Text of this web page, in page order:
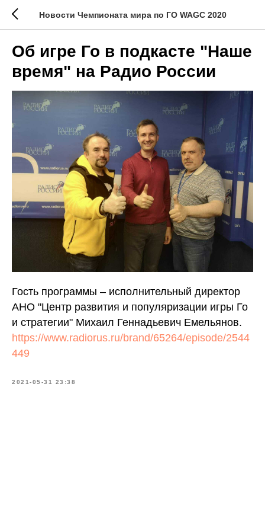
Новости Чемпионата мира по ГО WAGC 2020
Об игре Го в подкасте "Наше
время" на Радио России
Гость программы – исполнительный директор
АНО "Центр развития и популяризации игры Го
и стратегии" Михаил Геннадьевич Емельянов.
https://www.radiorus.ru/brand/65264/episode/2544
449
2021-05-31 23:38